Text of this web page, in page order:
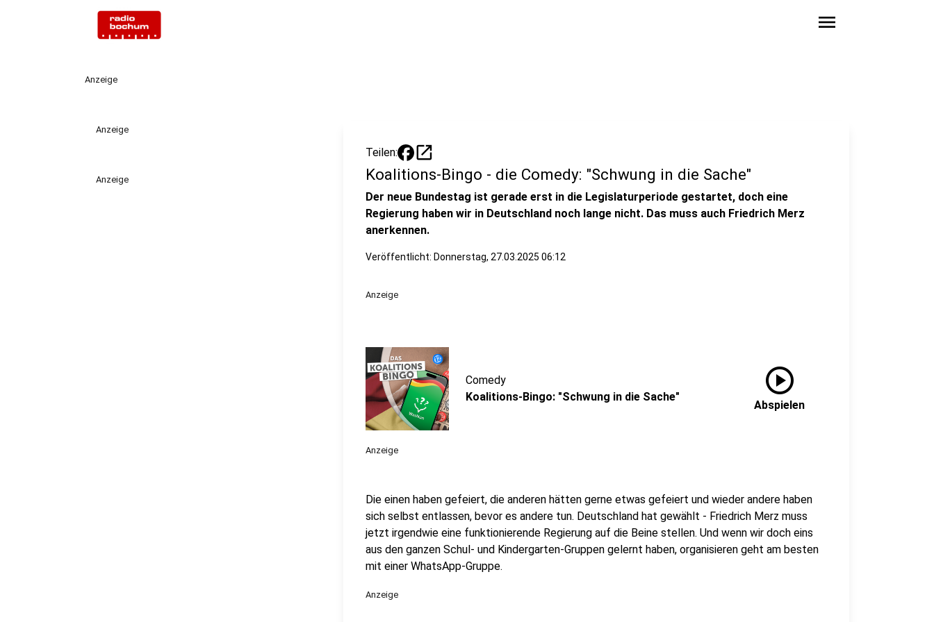
menu
Anzeige
Anzeige
Anzeige
Teilen: open_in_new
Koalitions-Bingo - die Comedy: "Schwung in die Sache"
Der neue Bundestag ist gerade erst in die Legislaturperiode gestartet, doch eine
Regierung haben wir in Deutschland noch lange nicht. Das muss auch Friedrich Merz
anerkennen.
Veröffentlicht: Donnerstag, 27.03.2025 06:12
Anzeige
Comedy
Koalitions-Bingo: "Schwung in die Sache"
play_circle
Abspielen
Anzeige
Die einen haben gefeiert, die anderen hätten gerne etwas gefeiert und wieder andere haben
sich selbst entlassen, bevor es andere tun. Deutschland hat gewählt - Friedrich Merz muss
jetzt irgendwie eine funktionierende Regierung auf die Beine stellen. Und wenn wir doch eins
aus den ganzen Schul- und Kindergarten-Gruppen gelernt haben, organisieren geht am besten
mit einer WhatsApp-Gruppe.
Anzeige